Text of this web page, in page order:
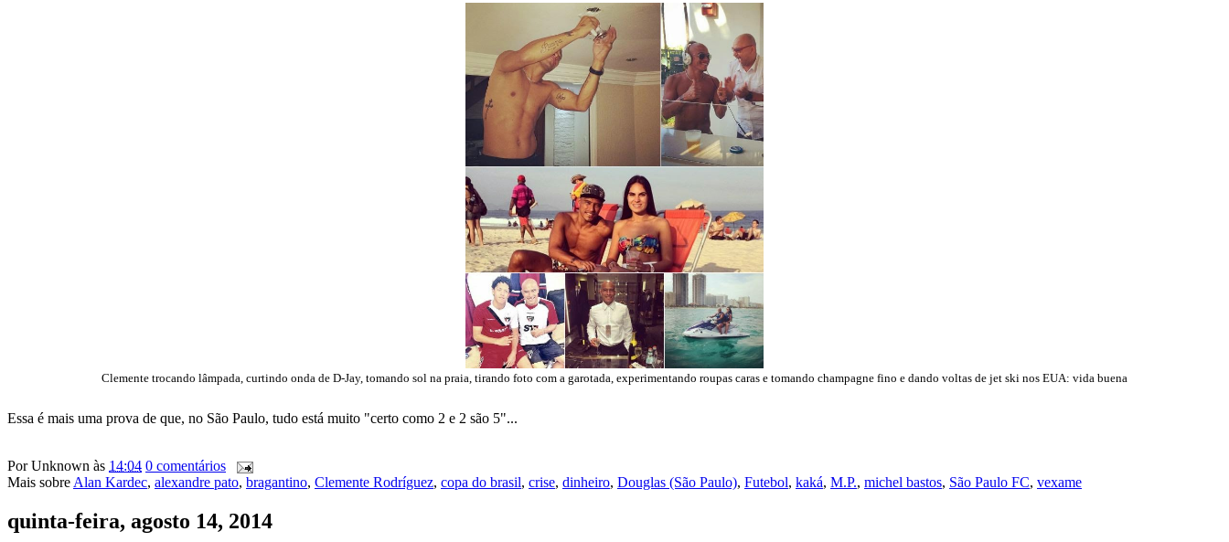
Clemente trocando lâmpada, curtindo onda de D-Jay, tomando sol na praia, tirando foto com a garotada, experimentando roupas caras e tomando champagne fino e dando voltas de jet ski nos EUA: vida buena
Essa é mais uma prova de que, no São Paulo, tudo está muito "certo como 2 e 2 são 5"...
PorUnknown às 14:04 0 comentários
Mais sobre Alan Kardec, alexandre pato, bragantino, Clemente Rodríguez, copa do brasil, crise, dinheiro, Douglas (São Paulo), Futebol, kaká, M.P., michel bastos, São Paulo FC, vexame
quinta-feira, agosto 14, 2014